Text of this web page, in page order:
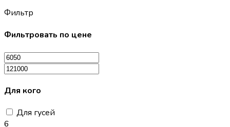
Фильтр
Фильтровать по цене
Для кого
Для гусей
6